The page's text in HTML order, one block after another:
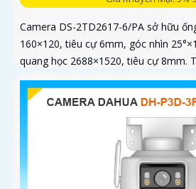
Camera DS-2TD2617-6/PA sở hữu
160×120, tiêu cự 6mm, góc nhìn
quang học 2688×1520, tiêu cự 8mm.
nhiệt độ trong...